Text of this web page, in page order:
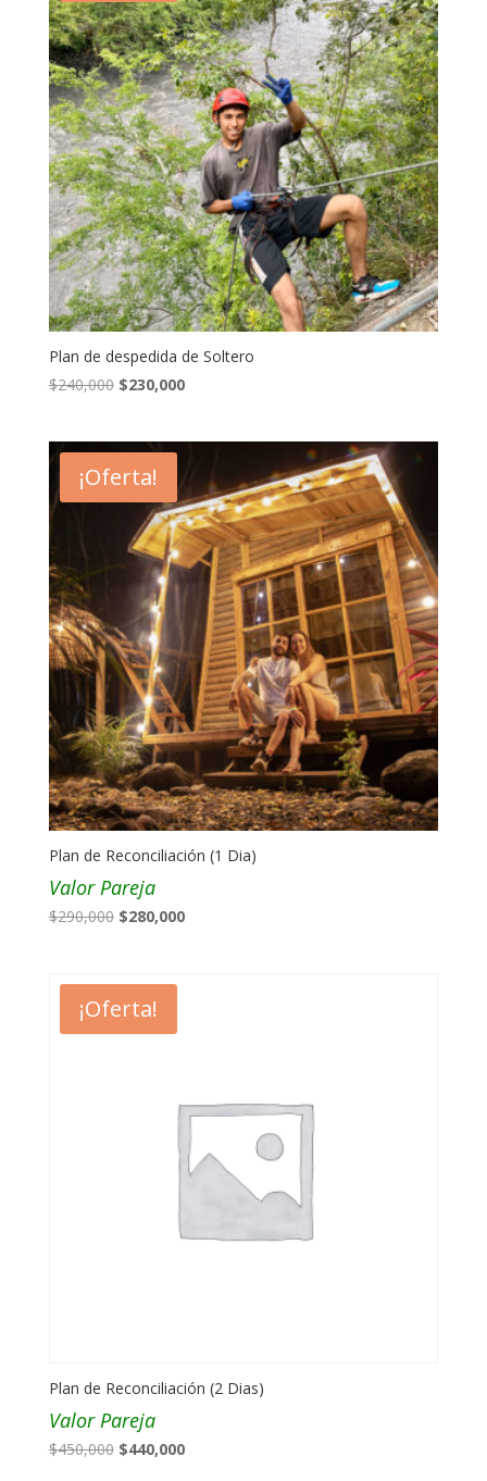
Plan de despedida de Soltero
$240,000 El
era:
$240,000.
$230,000El
$230,000.
¡Oferta!
Plan de Reconciliación (1 Dia)
Valor Pareja
$290,000 El
era:
$290,000.
$280,000El
¡Oferta!
Plan de Reconciliación (2 Dias)
Valor Pareja
$450,000 El
$440,000El